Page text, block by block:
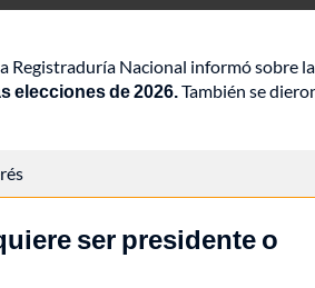
Registraduría Nacional informó sobre
elecciones de 2026.También se
ser presidente o